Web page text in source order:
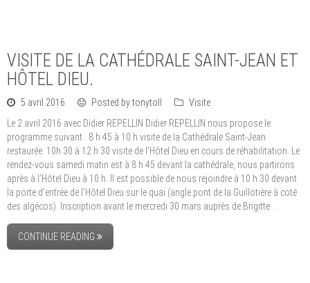
VISITE DE LA CATHÉDRALE SAINT-JEAN ET
HÔTEL DIEU.
5 avril 2016 Posted by tonytoll
Visite
Le 2 avril 2016 avec Didier REPELLIN Didier REPELLIN nous propose le
programme suivant : 8 h 45 à 10 h visite de la Cathédrale Saint-Jean
restaurée. 10h 30 à 12 h 30 visite de l’Hôtel Dieu en cours de réhabilitation. Le
rendez-vous samedi matin est à 8 h 45 devant la cathédrale, nous partirons
après à l’Hôtel Dieu à 10 h. Il est possible de nous rejoindre à 10 h 30 devant
la porte d’entrée de l’Hôtel Dieu sur le quai (angle pont de la Guillotière à coté
des algécos). Inscription avant le mercredi 30 mars auprès de Brigitte …
CONTINUE READING